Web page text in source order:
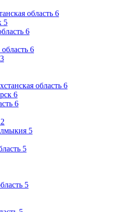
область 6
5
6
6
3
область 6
6
6
2
5
5
5